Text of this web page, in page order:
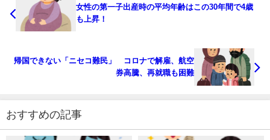
女性の第一子出産時の平均年齢はこの30年間で4歳
も上昇！
帰国できない「ニセコ難民」 コロナで解雇、航空
券高騰、再就職も困難
おすすめの記事